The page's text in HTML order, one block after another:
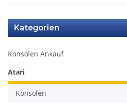
Kategorien
Konsolen Ankauf
Atari
Konsolen